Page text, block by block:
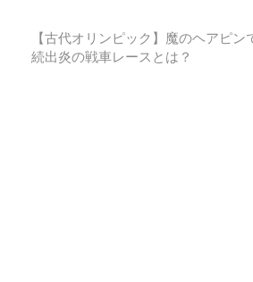
【古代オリンピック】魔のヘアピン
続出炎の戦車レースとは？